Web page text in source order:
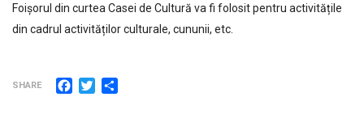
Foișorul din curtea Casei de Cultură va fi folosit pentru activitățile
din cadrul activităților culturale, cununii, etc.
SHARE Facebook
Twitter